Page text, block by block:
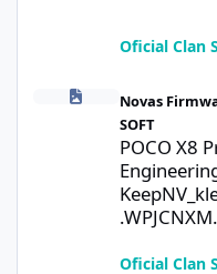
Oficial Clan
POCO X8 Pro (klee) ENG
Novas
SOFT
POCO X8
Oficial Clan